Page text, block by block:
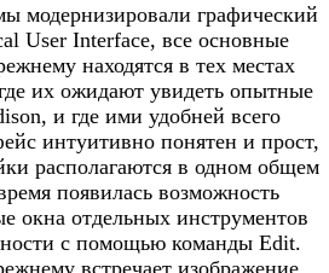
модернизировали графический
User Interface, все основные
находятся в тех местах
их ожидают увидеть опытные
и где ими удобней всего
интуитивно понятен и прост,
располагаются в одном общем
появилась возможность
окна отдельных инструментов
с помощью команды Edit.
встречает изображение